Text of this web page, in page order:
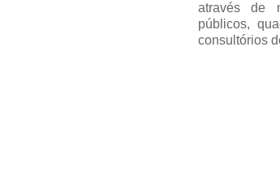
através de
públicos,
consultórios